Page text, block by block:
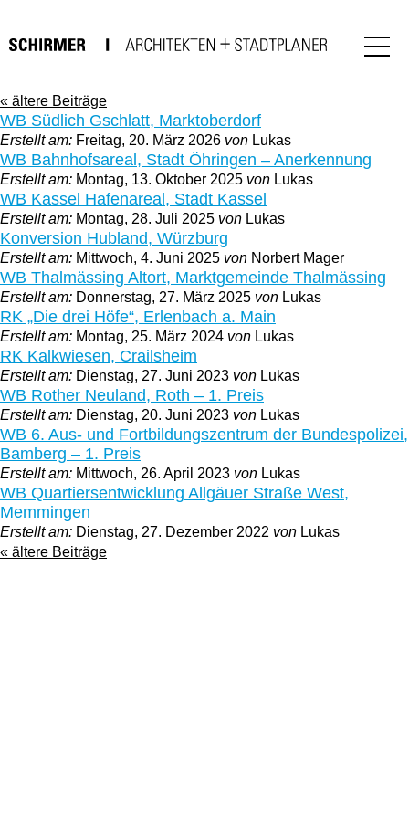
« ältere Beiträge
WB Südlich Gschlatt, Marktoberdorf
Erstellt am: Freitag, 20. März 2026 von Lukas
WB Bahnhofsareal, Stadt Öhringen – Anerkennung
Erstellt am: Montag, 13. Oktober 2025 von Lukas
WB Kassel Hafenareal, Stadt Kassel
Erstellt am: Montag, 28. Juli 2025 von Lukas
Konversion Hubland, Würzburg
Erstellt am: Mittwoch, 4. Juni 2025 von Norbert Mager
WB Thalmässing Altort, Marktgemeinde Thalmässing
Erstellt am: Donnerstag, 27. März 2025 von Lukas
RK „Die drei Höfe“, Erlenbach a. Main
Erstellt am: Montag, 25. März 2024 von Lukas
RK Kalkwiesen, Crailsheim
Erstellt am: Dienstag, 27. Juni 2023 von Lukas
WB Rother Neuland, Roth – 1. Preis
Erstellt am: Dienstag, 20. Juni 2023 von Lukas
WB 6. Aus- und Fortbildungszentrum der Bundespolizei,
Bamberg – 1. Preis
Erstellt am: Mittwoch, 26. April 2023 von Lukas
WB Quartiersentwicklung Allgäuer Straße West,
Memmingen
Erstellt am: Dienstag, 27. Dezember 2022 von Lukas
« ältere Beiträge